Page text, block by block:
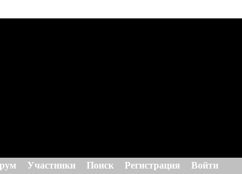
Участники Поиск Регистрация Войти